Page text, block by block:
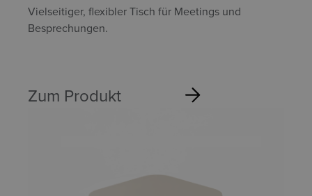
Vielseitiger, flexibler Tisch für Meetings und
Besprechungen.
Zum Produkt